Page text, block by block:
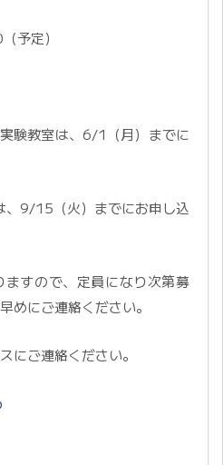
予定）
験教室は、6/1（月）までに
9/15（火）までにお申し込
すので、定員になり次第募
めにご連絡ください。
にご連絡ください。